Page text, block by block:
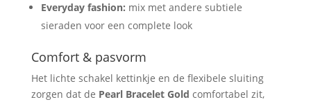
Everyday fashion: mix met andere subtiele
sieraden voor een complete look
Comfort & pasvorm
Het lichte schakel kettinkje en de flexibele sluiting
zorgen dat de Pearl Bracelet Gold comfortabel zit,